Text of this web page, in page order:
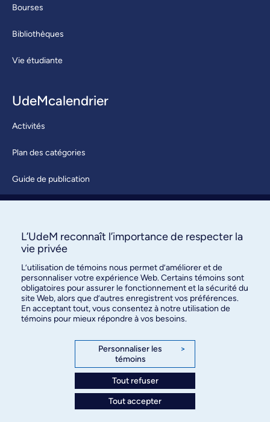
Bourses
Bibliothèques
Vie étudiante
UdeMcalendrier
Activités
Plan des catégories
Guide de publication
À propos / Nous joindre
des relations publiques
3744, rue Jean-Brillant, bureau 490
Montréal (Québec) H3T 1P1
L’UdeM reconnaît l’importance de respecter la
vie privée
L’utilisation de témoins nous permet d’améliorer et de
personnaliser votre expérience Web. Certains témoins sont
obligatoires pour assurer le fonctionnement et la sécurité du
site Web, alors que d’autres enregistrent vos préférences.
En acceptant tout, vous consentez à notre utilisation de
témoins pour mieux répondre à vos besoins.
Personnaliser les
témoins
>
Tout refuser
Tout accepter